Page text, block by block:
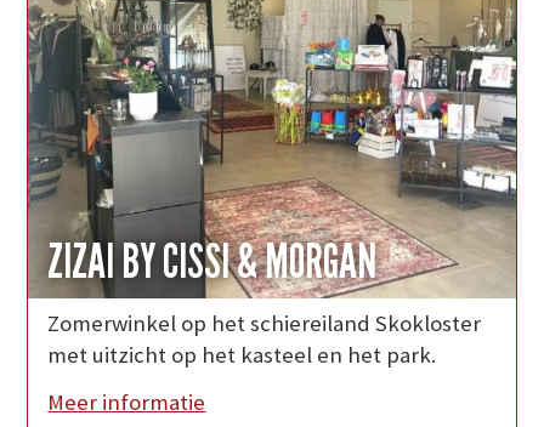
ZIZAI BY CISSI & MORGAN
Zomerwinkel op het schiereiland Skokloster
met uitzicht op het kasteel en het park.
Meer informatie